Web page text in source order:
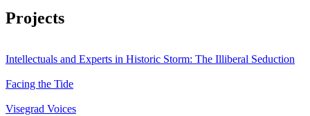
Projects
Intellectuals and Experts in Historic Storm: The Illiberal Seduction
Facing the Tide
Visegrad Voices